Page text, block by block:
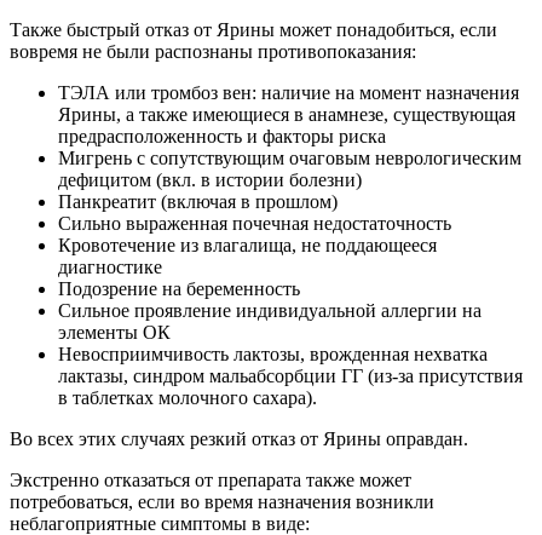
Также быстрый отказ от Ярины может понадобиться, если
вовремя не были распознаны противопоказания:
ТЭЛА или тромбоз вен: наличие на момент назначения
Ярины, а также имеющиеся в анамнезе, существующая
предрасположенность и факторы риска
Мигрень с сопутствующим очаговым неврологическим
дефицитом (вкл. в истории болезни)
Панкреатит (включая в прошлом)
Сильно выраженная почечная недостаточность
Кровотечение из влагалища, не поддающееся
диагностике
Подозрение на беременность
Сильное проявление индивидуальной аллергии на
элементы ОК
Невосприимчивость лактозы, врожденная нехватка
лактазы, синдром мальабсорбции ГГ (из-за присутствия
в таблетках молочного сахара).
Во всех этих случаях резкий отказ от Ярины оправдан.
Экстренно отказаться от препарата также может
потребоваться, если во время назначения возникли
неблагоприятные симптомы в виде: